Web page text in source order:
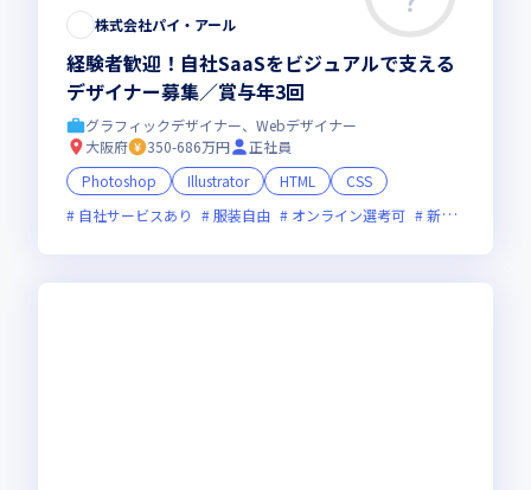
株式会社パイ・アール
経験者歓迎！自社SaaSをビジュアルで支える
デザイナー募集／賞与年3回
グラフィックデザイナー、Webデザイナー
大阪府
350-686万円
正社員
Photoshop
Illustrator HTML
CSS
自社サービスあり
服装自由 オンライン選考可 新技術に積極的